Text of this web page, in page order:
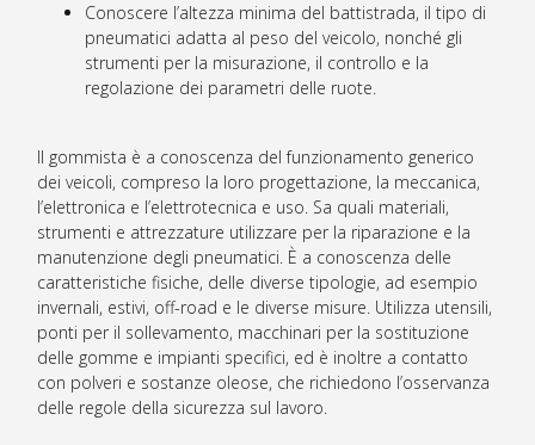
Conoscere l’altezza minima del battistrada, il tipo di
pneumatici adatta al peso del veicolo, nonché gli
strumenti per la misurazione, il controllo e la
regolazione dei parametri delle ruote.
Il gommista è a conoscenza del funzionamento generico
dei veicoli, compreso la loro progettazione, la meccanica,
l’elettronica e l’elettrotecnica e uso. Sa quali materiali,
strumenti e attrezzature utilizzare per la riparazione e la
manutenzione degli pneumatici. È a conoscenza delle
caratteristiche fisiche, delle diverse tipologie, ad esempio
invernali, estivi, off-road e le diverse misure. Utilizza utensili,
ponti per il sollevamento, macchinari per la sostituzione
delle gomme e impianti specifici, ed è inoltre a contatto
con polveri e sostanze oleose, che richiedono l’osservanza
delle regole della sicurezza sul lavoro.